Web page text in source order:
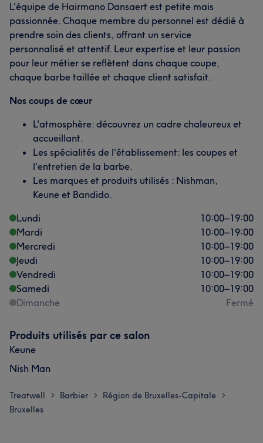
L'équipe de Hairmano Dansaert est petite mais
passionnée. Chaque membre du personnel est dédié à
prendre soin des clients, offrant un service
personnalisé et attentif. Leur expertise et leur passion
pour leur métier se reflètent dans chaque coupe,
chaque barbe taillée et chaque client satisfait.
Nos coups de cœur
L'atmosphère: découvrez un cadre chaleureux et
accueillant.
Les spécialités de l'établissement: les coupes et
l'entretien de la barbe.
Les marques et produits utilisés : Nishman,
Keune et Bandido.
Lundi
10:00–19:00
Mardi
10:00–19:00
Mercredi
10:00–19:00
Jeudi
10:00–19:00
Vendredi
10:00–19:00
Samedi
10:00–19:00
Dimanche
Fermé
Produits utilisés par ce salon
Keune
Nish Man
Treatwell > Barbier > Région de Bruxelles-Capitale >
Bruxelles